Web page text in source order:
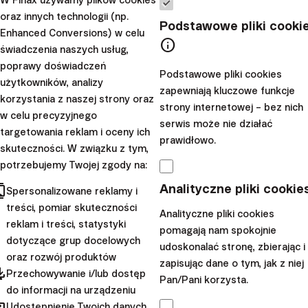
każdego z nas.
Kolejnym logicznym pytaniem jest to, w co warto
inwestować. Podobnie jak w przypadku banków, wybór
inwestycji zależy od tego, czy lokujesz krótkoterminowe
rezerwy, czy pieniądze, które będą Ci potrzebne dopiero
za wiele lat.
Krótkoterminowe rezerwy najlepiej inwestować w
możliwie najbezpieczniejsze produkty
inwestycje oparte oinstrumenty rynku pieniężnego
(podobne do tych, które banki wykorzystują do
przechowywania swoich rezerw krótkoterminowych) lub
oparte oobligacje skarbowe. W ofercie Finax znajdują
się między innymi:
Złoty Portfel Obligacji - przeznaczony dla
krótkoterminowych oszczędności w złotym lub
oraz innych technologii (np.
Enhanced Conversions) w celu
świadczenia naszych usług,
poprawy doświadczeń
użytkowników, analizy
korzystania z naszej strony oraz
w celu precyzyjnego
targetowania reklam i oceny ich
skuteczności. W związku z tym,
potrzebujemy Twojej zgody na:
Spersonalizowane reklamy i
treści, pomiar skuteczności
reklam i treści, statystyki
dotyczące grup docelowych
oraz rozwój produktów
Przechowywanie i/lub dostęp
do informacji na urządzeniu
Podstawowe pliki
info
Podstawowe pliki cookies
zapewniają kluczowe funkcje
strony internetowej – bez nich
serwis może nie działać
prawidłowo.
Analityczne pliki
Analityczne pliki cookies
pomagają nam spokojnie
udoskonalać stronę, zbierając i
zapisując dane o tym, jak z niej
Pan/Pani korzysta.